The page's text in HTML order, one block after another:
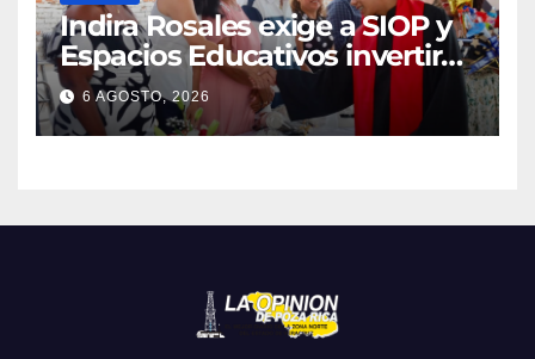
Indira Rosales exige a SIOP y
Espacios Educativos invertir
760 millones de pesos en
obras para escuelas de
Veracruz
6 AGOSTO, 2026